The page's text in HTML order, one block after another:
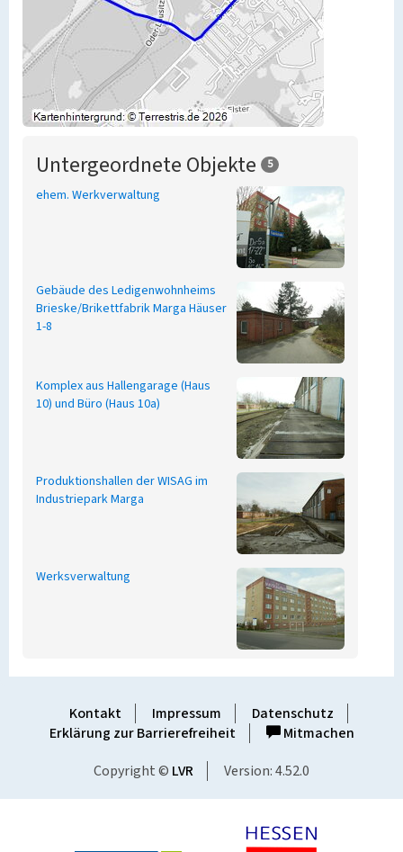
Untergeordnete Objekte 5
ehem. Werkverwaltung
Gebäude des Ledigenwohnheims
Brieske/Brikettfabrik Marga Häuser
1-8
Komplex aus Hallengarage (Haus
10) und Büro (Haus 10a)
Produktionshallen der WISAG im
Industriepark Marga
Werksverwaltung
Kontakt Impressum
Datenschutz
Erklärung zur Barrierefreiheit
Mitmachen
Copyright © LVR Version: 4.52.0